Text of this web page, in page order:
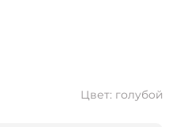
Цвет: голубой